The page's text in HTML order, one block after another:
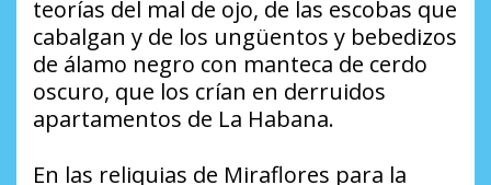
teorías del mal de ojo, de las escobas que
cabalgan y de los ungüentos y bebedizos
de álamo negro con manteca de cerdo
oscuro, que los crían en derruidos
apartamentos de La Habana.
En las reliquias de Miraflores para la